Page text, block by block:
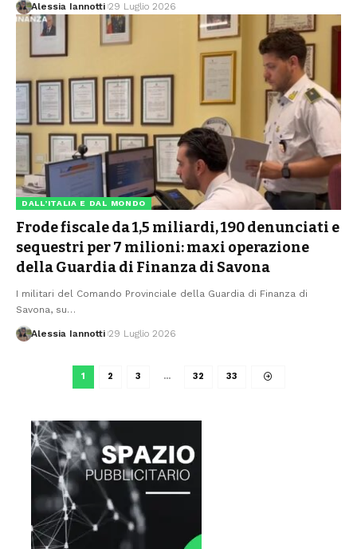
Alessia Iannotti 29 Luglio 2026
DALL’ITALIA E DAL MONDO
Frode fiscale da 1,5 miliardi, 190 denunciati e
sequestri per 7 milioni: maxi operazione
della Guardia di Finanza di Savona
I militari del Comando Provinciale della Guardia di Finanza di
Savona, su…
Alessia Iannotti 29 Luglio 2026
1 2 3 … 32 33